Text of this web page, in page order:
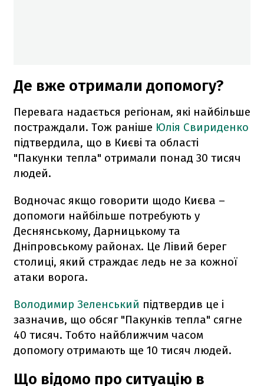
Де вже отримали допомогу?
Перевага надається регіонам, які найбільше
постраждали. Тож раніше Юлія Свириденко
підтвердила, що в Києві та області
"Пакунки тепла" отримали понад 30 тисяч
людей.
Водночас якщо говорити щодо Києва –
допомоги найбільше потребують у
Деснянському, Дарницькому та
Дніпровському районах. Це Лівий берег
столиці, який страждає ледь не за кожної
атаки ворога.
Володимир Зеленський підтвердив це і
зазначив, що обсяг "Пакунків тепла" сягне
40 тисяч. Тобто найближчим часом
допомогу отримають ще 10 тисяч людей.
Що відомо про ситуацію в